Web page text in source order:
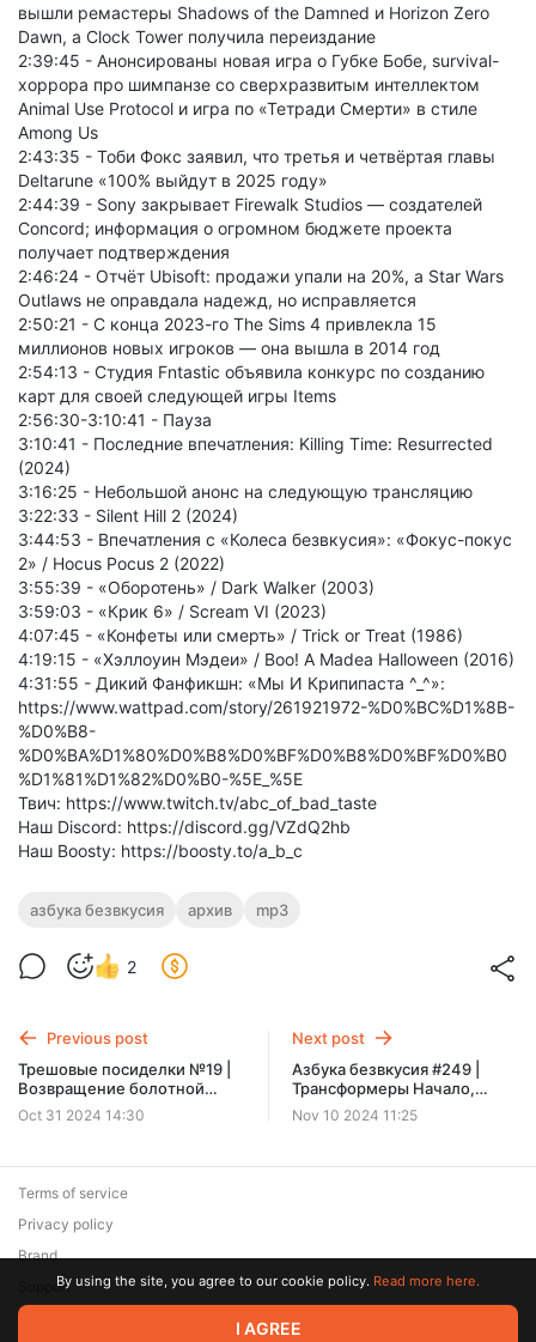
вышли ремастеры Shadows of the Damned и Horizon Zero
Dawn, а Clock Tower получила переиздание
2:39:45 - Анонсированы новая игра о Губке Бобе, survival-
хоррора про шимпанзе со сверхразвитым интеллектом
Animal Use Protocol и игра по «Тетради Смерти» в стиле
Among Us
2:43:35 - Тоби Фокс заявил, что третья и четвёртая главы
Deltarune «100% выйдут в 2025 году»
2:44:39 - Sony закрывает Firewalk Studios — создателей
Concord; информация о огромном бюджете проекта
получает подтверждения
2:46:24 - Отчёт Ubisoft: продажи упали на 20%, а Star Wars
Outlaws не оправдала надежд, но исправляется
2:50:21 - С конца 2023-го The Sims 4 привлекла 15
миллионов новых игроков — она вышла в 2014 год
2:54:13 - Студия Fntastic объявила конкурс по созданию
карт для своей следующей игры Items
2:56:30-3:10:41 - Пауза
3:10:41 - Последние впечатления: Killing Time: Resurrected
(2024)
3:16:25 - Небольшой анонс на следующую трансляцию
3:22:33 - Silent Hill 2 (2024)
3:44:53 - Впечатления с «Колеса безвкусия»: «Фокус-покус
2» / Hocus Pocus 2 (2022)
3:55:39 - «Оборотень» / Dark Walker (2003)
3:59:03 - «Крик 6» / Scream VI (2023)
4:07:45 - «Конфеты или смерть» / Trick or Treat (1986)
4:19:15 - «Хэллоуин Мэдеи» / Boo! A Madea Halloween (2016)
4:31:55 - Дикий Фанфикшн: «Мы И Крипипаста ^_^»:
https://www.wattpad.com/story/261921972-%D0%BC%D1%8B-
%D0%B8-
%D0%BA%D1%80%D0%B8%D0%BF%D0%B8%D0%BF%D0%B0
%D1%81%D1%82%D0%B0-%5E_%5E
Твич: https://www.twitch.tv/abc_of_bad_taste
Наш Discord: https://discord.gg/VZdQ2hb
Наш Boosty: https://boosty.to/a_b_c
азбука безвкусия архив mp3
2
Previous post
Трешовые посиделки №19 |
Возвращение болотной
твари (1989)
Oct 31 2024 14:30
Next post
Азбука безвкусия #249 |
Трансформеры Начало,
Оглянись и Dragon Age: The
Veilguard
Nov 10 2024 11:25
© 2026 Zaya Solutions Limited. All rights reserved. All trademarks
Terms of service
Privacy policy
Brand
SupportBy using the site, you agree to our cookie policy. Read more here.
I AGREE